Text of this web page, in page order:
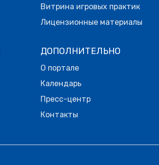
Витрина игровых практик
Лицензионные материалы
ДОПОЛНИТЕЛЬНО
О портале
Календарь
Пресс-центр
Контакты